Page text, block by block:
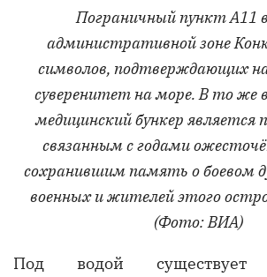
Пограничный пункт A11
административной зоне
символов, подтверждающих
суверенитет на море. В то же
медицинский бункер
связанным с годами
сохранившим память о боевом
военных и жителей этого
(Фото: ВИА)
Под водой